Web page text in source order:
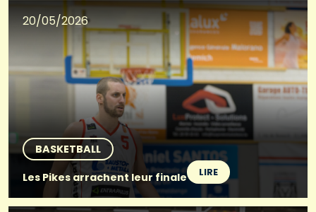
20/05/2026
BASKETBALL
Les Pikes arrachent leur finale
LIRE